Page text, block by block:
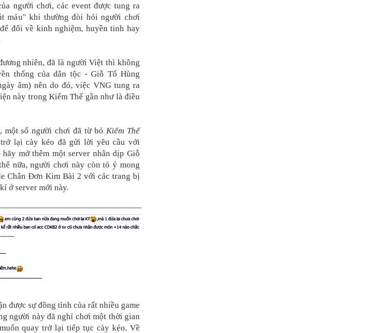
người chơi, các event được tung ra
máu" khi thường đòi hỏi người chơi
đổi về kinh nghiệm, huyền tinh hay
nhiên, đã là người Việt thì không
thống của dân tộc - Giỗ Tổ Hùng
âm) nên do đó, việc VNG tung ra
này trong Kiếm Thế gần như là điều
một số người chơi đã từ bỏKiếm Thế
lại cày kéo đã gửi lời yêu cầu với
mở thêm một server nhân dịp Giỗ
nữa, người chơi này còn tỏ ý mong
Chân Đơn Kim Bài 2 với các trang bị
ở server mới này.
được sự đồng tình của rất nhiều game
người này đã nghỉ chơi một thời gian
quay trở lại tiếp tục cày kéo. Về